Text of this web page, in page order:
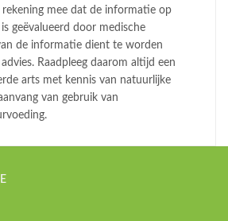
mee dat de informatie op
geëvalueerd door medische
de informatie dient te worden
Raadpleeg daarom altijd een
arts met kennis van natuurlijke
van gebruik van